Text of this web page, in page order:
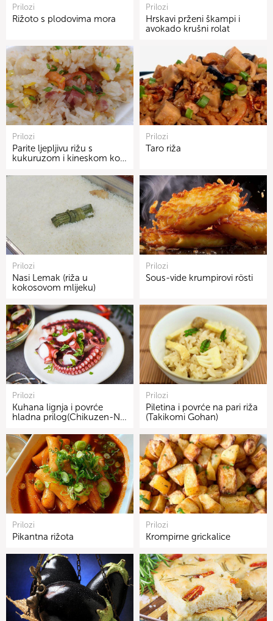
Prilozi
Rižoto s plodovima mora
Prilozi
Hrskavi prženi škampi i
avokado krušni rolat
Prilozi
Parite ljepljivu rižu s
kukuruzom i kineskom ko…
Prilozi
Taro riža
Prilozi
Nasi Lemak (riža u
kokosovom mlijeku)
Prilozi
Sous-vide krumpirovi rösti
Prilozi
Kuhana lignja i povrće
hladna prilog(Chikuzen-N…
Prilozi
Piletina i povrće na pari riža
(Takikomi Gohan)
Prilozi
Pikantna rižota
Prilozi
Krompirne grickalice